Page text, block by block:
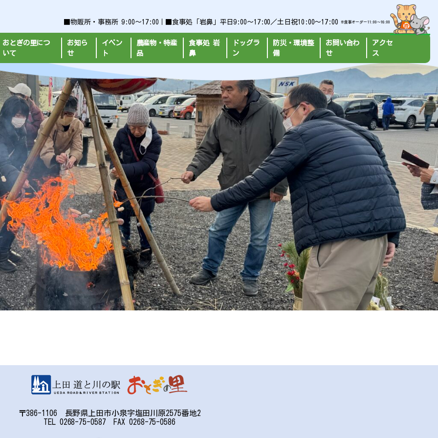
■物販所・事務所 9:00～17:00｜■食事処「岩鼻」平日9:00～17:00／土日祝10:00～17:00 ※食事オーダー11:00〜16:00
おとぎの里につ
いて
お知ら
せ
イベン
ト
農産物・特産
品
食事処 岩
鼻
ドッグラ
ン
防災・環境整
備
お問い合わ
せ
アクセ
ス
〒386-1106 長野県上田市小泉字塩田川原2575番地2
TEL 0268-75-0587 FAX 0268-75-0586